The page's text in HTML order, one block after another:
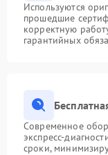
Используются
прошедшие
корректную
гарантийных
Современное
экспресс-
сроки,